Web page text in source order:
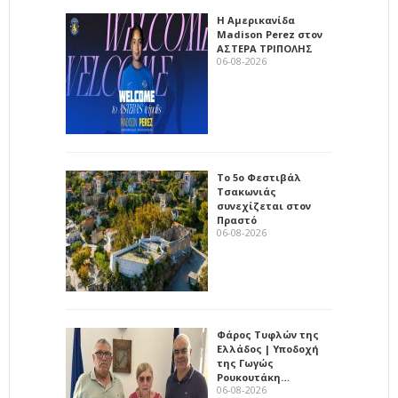
Η Αμερικανίδα
Madison Perez στον
ΑΣΤΕΡΑ ΤΡΙΠΟΛΗΣ
06-08-2026
Το 5ο Φεστιβάλ
Τσακωνιάς
συνεχίζεται στον
Πραστό
06-08-2026
Φάρος Τυφλών της
Ελλάδος | Υποδοχή
της Γωγώς
Ρουκουτάκη…
06-08-2026